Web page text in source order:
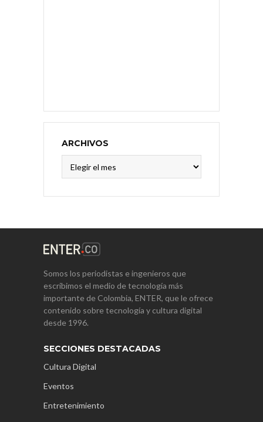
ARCHIVOS
Somos los periodistas e ingenieros que
escribimos el medio de tecnología más
importante de Colombia, ENTER, que le ofrece
contenido sobre tecnología y cultura digital
desde 1996.
SECCIONES DESTACADAS
Cultura Digital
Eventos
Entretenimiento